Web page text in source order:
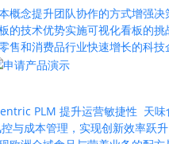
概念提升团队协作的方式增强决
的技术优势实施可视化看板的挑
售和消费品行业快速增长的科技
PLM 提升运营敏捷性 天
与成本管理，实现创新效率跃升